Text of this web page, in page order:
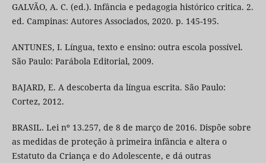
GALVÃO, A. C. (ed.). Infância e pedagogia histórico critica. 2.
ed. Campinas: Autores Associados, 2020. p. 145-195.
ANTUNES, I. Língua, texto e ensino: outra escola possível.
São Paulo: Parábola Editorial, 2009.
BAJARD, E. A descoberta da língua escrita. São Paulo:
Cortez, 2012.
BRASIL. Lei nº 13.257, de 8 de março de 2016. Dispõe sobre
as medidas de proteção à primeira infância e altera o
Estatuto da Criança e do Adolescente, e dá outras